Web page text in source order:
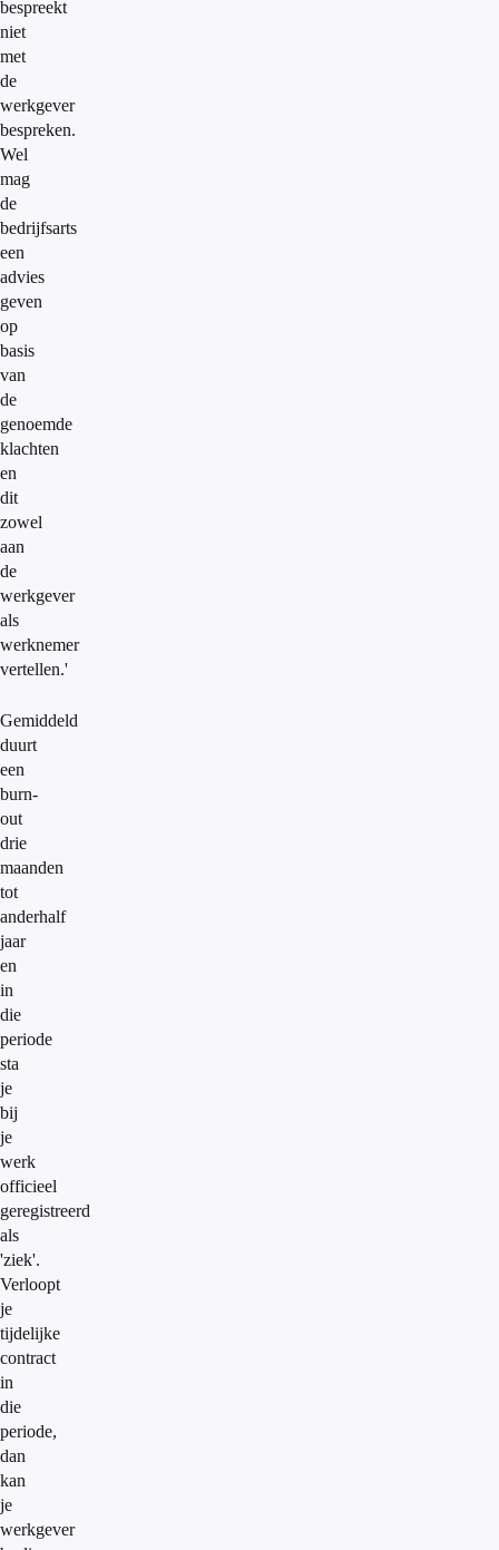
bespreekt
niet
met
de
werkgever
bespreken.
Wel
mag
de
bedrijfsarts
een
advies
geven
op
basis
van
de
genoemde
klachten
en
dit
zowel
aan
de
werkgever
als
werknemer
vertellen.'
Gemiddeld
duurt
een
burn-
out
drie
maanden
tot
anderhalf
jaar
en
in
die
periode
sta
je
bij
je
werk
officieel
geregistreerd
als
'ziek'.
Verloopt
je
tijdelijke
contract
in
die
periode,
dan
kan
je
werkgever